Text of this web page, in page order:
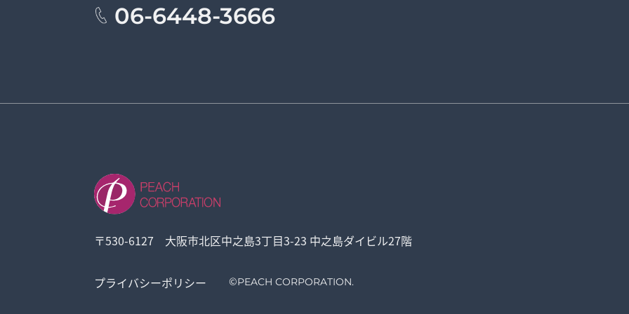
06-6448-3666
〒530-6127 大阪市北区中之島3丁目3-23 中之島ダイビル27階
プライバシーポリシー ©PEACH CORPORATION.